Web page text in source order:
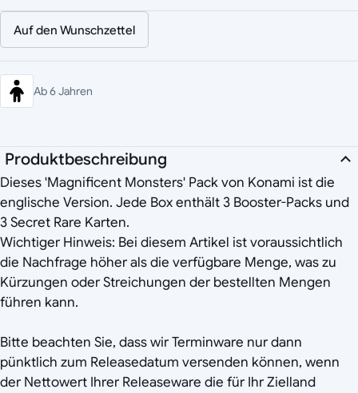
Auf den Wunschzettel
Ab 6 Jahren
Produktbeschreibung
Dieses 'Magnificent Monsters' Pack von Konami ist die
englische Version. Jede Box enthält 3 Booster-Packs und
3 Secret Rare Karten.
Wichtiger Hinweis: Bei diesem Artikel ist voraussichtlich
die Nachfrage höher als die verfügbare Menge, was zu
Kürzungen oder Streichungen der bestellten Mengen
führen kann.
Bitte beachten Sie, dass wir Terminware nur dann
pünktlich zum Releasedatum versenden können, wenn
der Nettowert Ihrer Releaseware die für Ihr Zielland